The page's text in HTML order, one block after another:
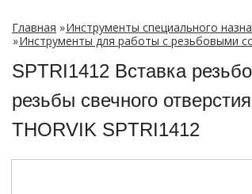
Главная »Инструменты специального
»Инструменты для работы с резьбовыми
SPTRI1412 Вставка
резьбы свечного
THORVIK SPTRI1412